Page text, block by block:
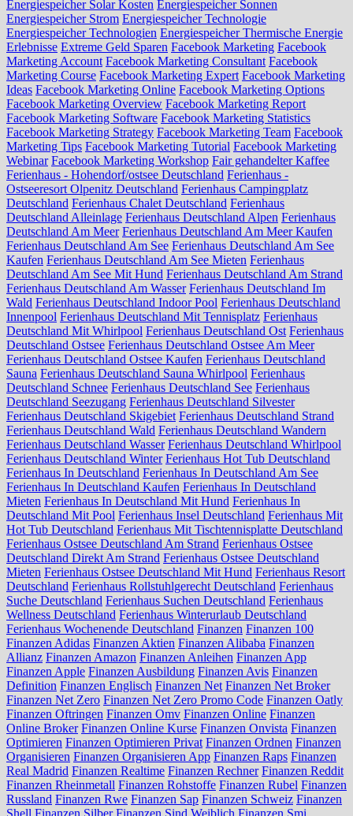
Energiespeicher Solar Kosten Energiespeicher Sonnen
Energiespeicher Strom Energiespeicher Technologie
Energiespeicher Technologien Energiespeicher Thermische Energie
Erlebnisse Extreme Geld Sparen Facebook Marketing Facebook
Marketing Account Facebook Marketing Consultant Facebook
Marketing Course Facebook Marketing Expert Facebook Marketing
Ideas Facebook Marketing Online Facebook Marketing Options
Facebook Marketing Overview Facebook Marketing Report
Facebook Marketing Software Facebook Marketing Statistics
Facebook Marketing Strategy Facebook Marketing Team Facebook
Marketing Tips Facebook Marketing Tutorial Facebook Marketing
Webinar Facebook Marketing Workshop Fair gehandelter Kaffee
Ferienhaus - Hohendorf/ostsee Deutschland Ferienhaus -
Ostseeresort Olpenitz Deutschland Ferienhaus Campingplatz
Deutschland Ferienhaus Chalet Deutschland Ferienhaus
Deutschland Alleinlage Ferienhaus Deutschland Alpen Ferienhaus
Deutschland Am Meer Ferienhaus Deutschland Am Meer Kaufen
Ferienhaus Deutschland Am See Ferienhaus Deutschland Am See
Kaufen Ferienhaus Deutschland Am See Mieten Ferienhaus
Deutschland Am See Mit Hund Ferienhaus Deutschland Am Strand
Ferienhaus Deutschland Am Wasser Ferienhaus Deutschland Im
Wald Ferienhaus Deutschland Indoor Pool Ferienhaus Deutschland
Innenpool Ferienhaus Deutschland Mit Tennisplatz Ferienhaus
Deutschland Mit Whirlpool Ferienhaus Deutschland Ost Ferienhaus
Deutschland Ostsee Ferienhaus Deutschland Ostsee Am Meer
Ferienhaus Deutschland Ostsee Kaufen Ferienhaus Deutschland
Sauna Ferienhaus Deutschland Sauna Whirlpool Ferienhaus
Deutschland Schnee Ferienhaus Deutschland See Ferienhaus
Deutschland Seezugang Ferienhaus Deutschland Silvester
Ferienhaus Deutschland Skigebiet Ferienhaus Deutschland Strand
Ferienhaus Deutschland Wald Ferienhaus Deutschland Wandern
Ferienhaus Deutschland Wasser Ferienhaus Deutschland Whirlpool
Ferienhaus Deutschland Winter Ferienhaus Hot Tub Deutschland
Ferienhaus In Deutschland Ferienhaus In Deutschland Am See
Ferienhaus In Deutschland Kaufen Ferienhaus In Deutschland
Mieten Ferienhaus In Deutschland Mit Hund Ferienhaus In
Deutschland Mit Pool Ferienhaus Insel Deutschland Ferienhaus Mit
Hot Tub Deutschland Ferienhaus Mit Tischtennisplatte Deutschland
Ferienhaus Ostsee Deutschland Am Strand Ferienhaus Ostsee
Deutschland Direkt Am Strand Ferienhaus Ostsee Deutschland
Mieten Ferienhaus Ostsee Deutschland Mit Hund Ferienhaus Resort
Deutschland Ferienhaus Rollstuhlgerecht Deutschland Ferienhaus
Suche Deutschland Ferienhaus Suchen Deutschland Ferienhaus
Wellness Deutschland Ferienhaus Winterurlaub Deutschland
Ferienhaus Wochenende Deutschland Finanzen Finanzen 100
Finanzen Adidas Finanzen Aktien Finanzen Alibaba Finanzen
Allianz Finanzen Amazon Finanzen Anleihen Finanzen App
Finanzen Apple Finanzen Ausbildung Finanzen Avis Finanzen
Definition Finanzen Englisch Finanzen Net Finanzen Net Broker
Finanzen Net Zero Finanzen Net Zero Promo Code Finanzen Oatly
Finanzen Oftringen Finanzen Omv Finanzen Online Finanzen
Online Broker Finanzen Online Kurse Finanzen Onvista Finanzen
Optimieren Finanzen Optimieren Privat Finanzen Ordnen Finanzen
Organisieren Finanzen Organisieren App Finanzen Raps Finanzen
Real Madrid Finanzen Realtime Finanzen Rechner Finanzen Reddit
Finanzen Rheinmetall Finanzen Rohstoffe Finanzen Rubel Finanzen
Russland Finanzen Rwe Finanzen Sap Finanzen Schweiz Finanzen
Shell Finanzen Silber Finanzen Sind Weiblich Finanzen Smi